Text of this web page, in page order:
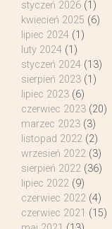
styczeń 2026 (1)
kwiecień 2025 (6)
lipiec 2024 (1)
luty 2024 (1)
styczeń 2024 (13)
sierpień 2023 (1)
lipiec 2023 (6)
czerwiec 2023 (20)
marzec 2023 (3)
listopad 2022 (2)
wrzesień 2022 (3)
sierpień 2022 (36)
lipiec 2022 (9)
czerwiec 2022 (4)
czerwiec 2021 (15)